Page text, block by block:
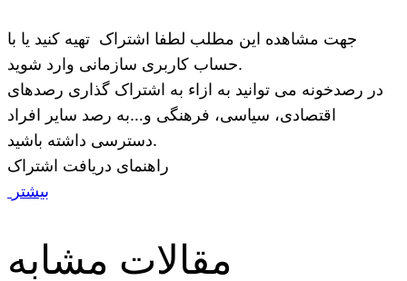
جهت مشاهده این مطلب لطفا اشتراک تهیه کنید یا با
حساب کاربری سازمانی وارد شوید.
در رصدخونه می توانید به ازاء به اشتراک گذاری رصدهای
اقتصادی، سیاسی، فرهنگی و…به رصد سایر افراد
دسترسی داشته باشید.
راهنمای دریافت اشتراک
بیشتر
مقالات مشابه